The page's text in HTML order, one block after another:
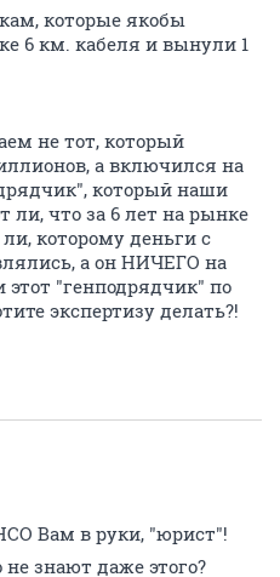
которые якобы
6 км. кабеля и вынули 1
не тот, который
а включился на
который наши
ли, что за 6 лет на рынке
которому деньги с
а он НИЧЕГО на
этот "генподрядчик" по
экспертизу делать?!
Вам в руки, "юрист"!
знают даже этого?